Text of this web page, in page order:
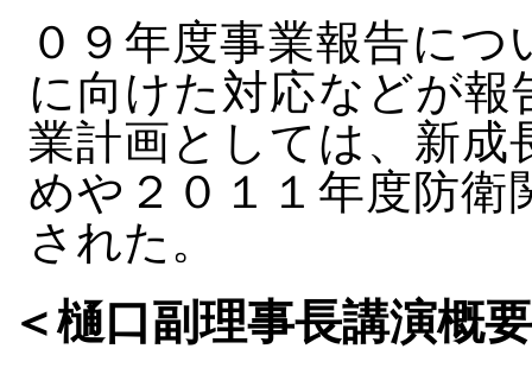
０９年度事業報告に
に向けた対応などが
業計画としては、新成
めや２０１１年度防衛
された。
＜樋口副理事長講演概